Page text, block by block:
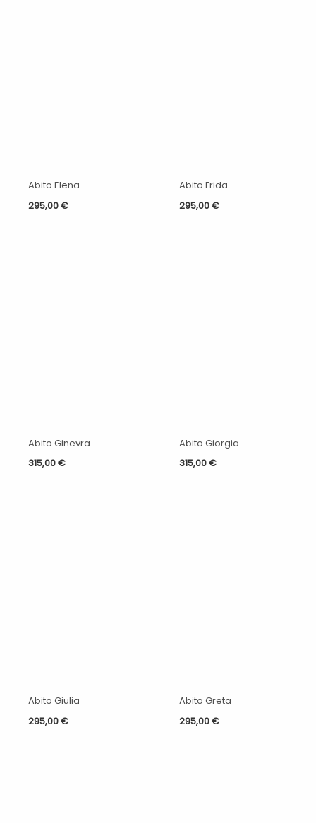
Abito Elena
295,00€
Abito Frida
295,00€
Abito Ginevra
315,00€
Abito Giorgia
315,00€
Abito Giulia
295,00€
Abito Greta
295,00€